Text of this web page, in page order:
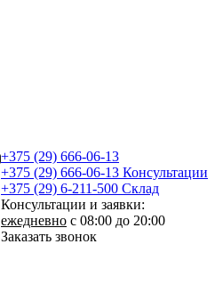
+375 (29) 666-06-13
+375 (29) 666-06-13 Консультации
+375 (29) 6-211-500 Склад
Консультации и заявки:
ежедневно с 08:00 до 20:00
Заказать звонок